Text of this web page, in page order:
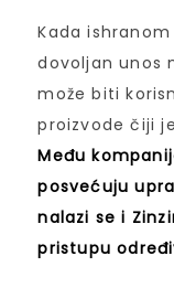
Kada
dovoljan unos
može biti
proizvode čiji
Među
posvećuju
nalazi se i
pristupu